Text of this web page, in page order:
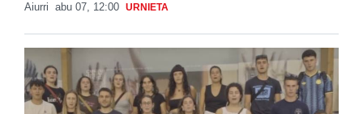
Aiurri abu 07, 12:00 URNIETA